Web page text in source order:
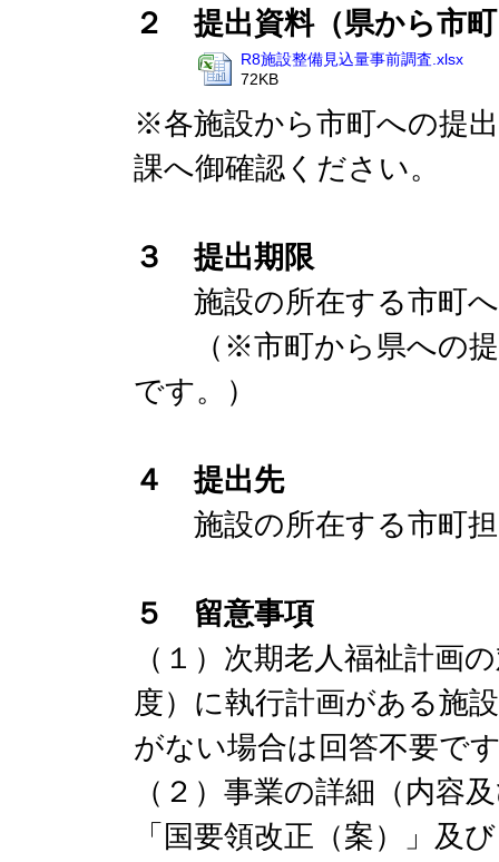
２ 提出資料（県から市
R8施設整備見込量事前調査.xlsx
72KB
※各施設から市町への提
課へ御確認ください。
３ 提出期限
施設の所在する市町へ
（※市町から県への提
です。）
４ 提出先
施設の所在する市町担
５ 留意事項
（１）次期老人福祉計画
度）に執行計画がある施
がない場合は回答不要で
（２）事業の詳細（内容
「国要領改正（案）」及